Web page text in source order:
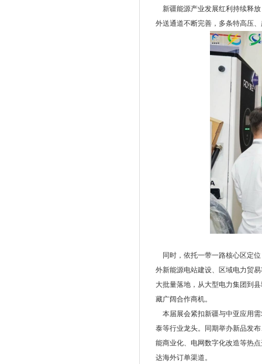
新疆能源产业发展红利持续释放
外送通道不断完善，多条特高压
同时，依托一带一路核心区定位
外新能源电站建设、区域电力贸
大批量落地，从大型电力集团到
藏广阔合作商机。
本届展会紧扣新疆与中亚应用需
泰等行业龙头。同期举办新品发
能商业化、电网数字化改造等热
达海外订单渠道。